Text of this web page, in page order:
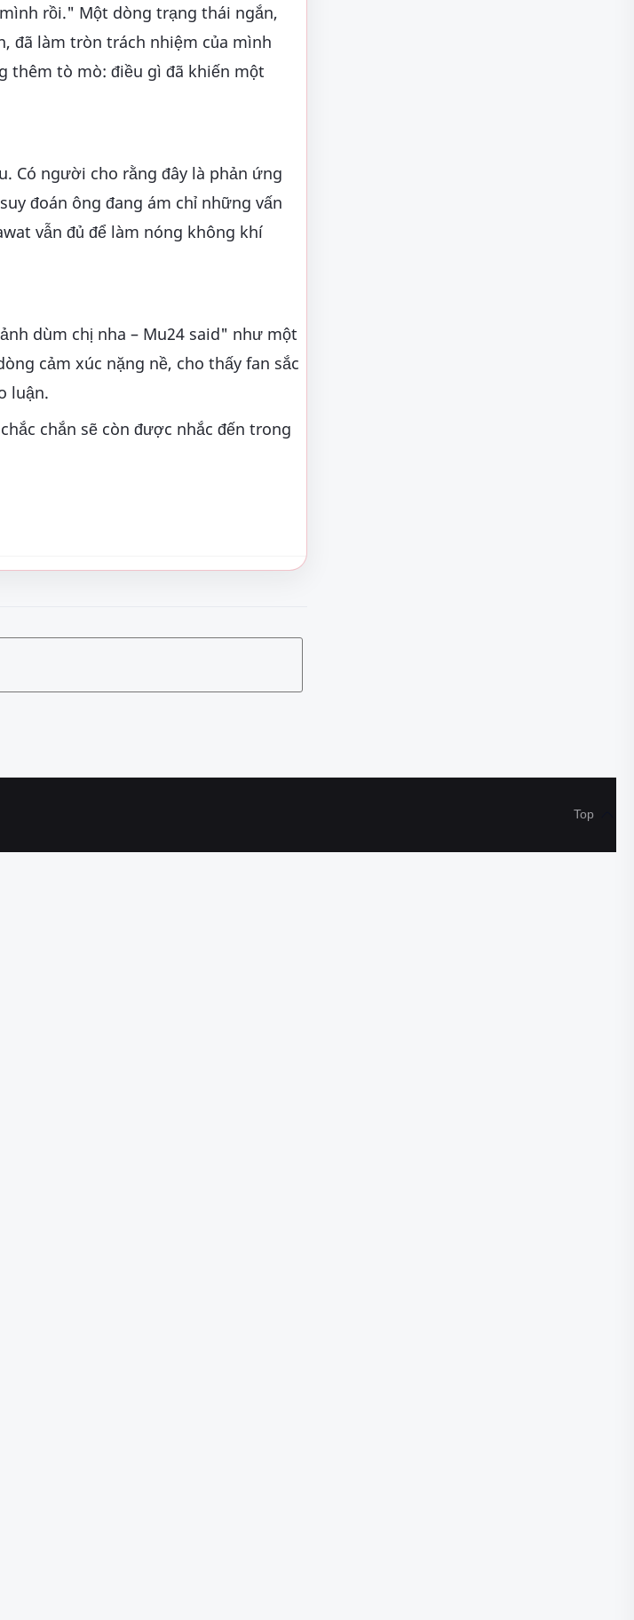
rồi." Một dòng trạng thái ngắn,
đã làm tròn trách nhiệm của mình
thêm tò mò: điều gì đã khiến một
Có người cho rằng đây là phản ứng
đoán ông đang ám chỉ những vấn
vẫn đủ để làm nóng không khí
dùm chị nha – Mu24 said" như một
cảm xúc nặng nề, cho thấy fan sắc
luận.
chắn sẽ còn được nhắc đến trong